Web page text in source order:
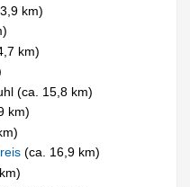
km)
km)
(ca. 15,8 km)
km)
(ca. 16,9 km)